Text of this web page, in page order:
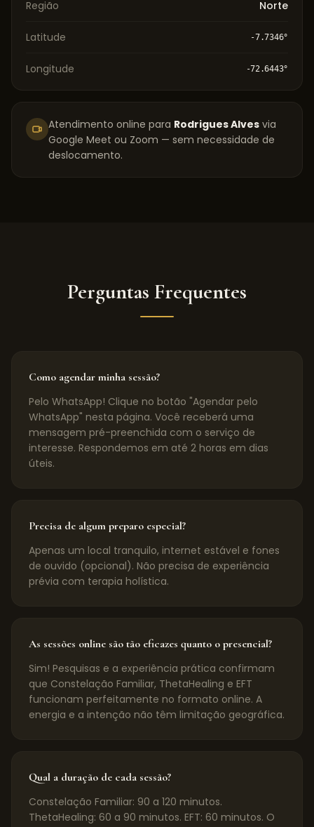
Região Norte
Latitude -7.7346°
Longitude -72.6443°
Atendimento online para Rodrigues Alves via
Google Meet ou Zoom — sem necessidade de
deslocamento.
Perguntas Frequentes
Como agendar minha sessão?
Pelo WhatsApp! Clique no botão "Agendar pelo
WhatsApp" nesta página. Você receberá uma
mensagem pré-preenchida com o serviço de
interesse. Respondemos em até 2 horas em dias
úteis.
Precisa de algum preparo especial?
Apenas um local tranquilo, internet estável e fones
de ouvido (opcional). Não precisa de experiência
prévia com terapia holística.
As sessões online são tão eficazes quanto o presencial?
Sim! Pesquisas e a experiência prática confirmam
que Constelação Familiar, ThetaHealing e EFT
funcionam perfeitamente no formato online. A
energia e a intenção não têm limitação geográfica.
Qual a duração de cada sessão?
Constelação Familiar: 90 a 120 minutos.
ThetaHealing: 60 a 90 minutos. EFT: 60 minutos. O